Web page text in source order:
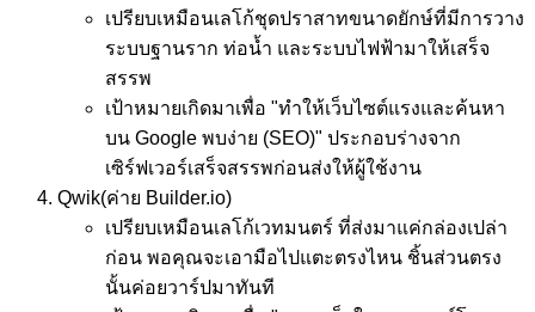
เปรียบเหมือนเลโก้ชุดปราสาทขนาดยักษ์ที่มีการวาง
ระบบฐานราก ท่อน้ำ และระบบไฟฟ้ามาให้เสร็จ
สรรพ
เป้าหมายเกิดมาเพื่อ "ทำให้เว็บไซต์แรงและค้นหา
บน Google พบง่าย (SEO)" ประกอบร่างจาก
เซิร์ฟเวอร์เสร็จสรรพก่อนส่งให้ผู้ใช้งาน
Qwik(ค่าย Builder.io)
เปรียบเหมือนเลโก้เวทมนตร์ ที่ส่งมาแค่กล่องเปล่า
ก่อน พอคุณจะเอามือไปแตะตรงไหน ชิ้นส่วนตรง
นั้นค่อยวาร์ปมาทันที